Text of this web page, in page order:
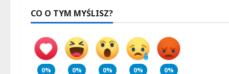
CO O TYM MYŚLISZ?
0% 0% 0% 0% 0%